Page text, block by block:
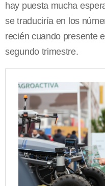
hay puesta mucha
se traduciría en los
recién cuando presente
segundo trimestre.